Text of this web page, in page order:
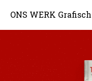
ONS WERK